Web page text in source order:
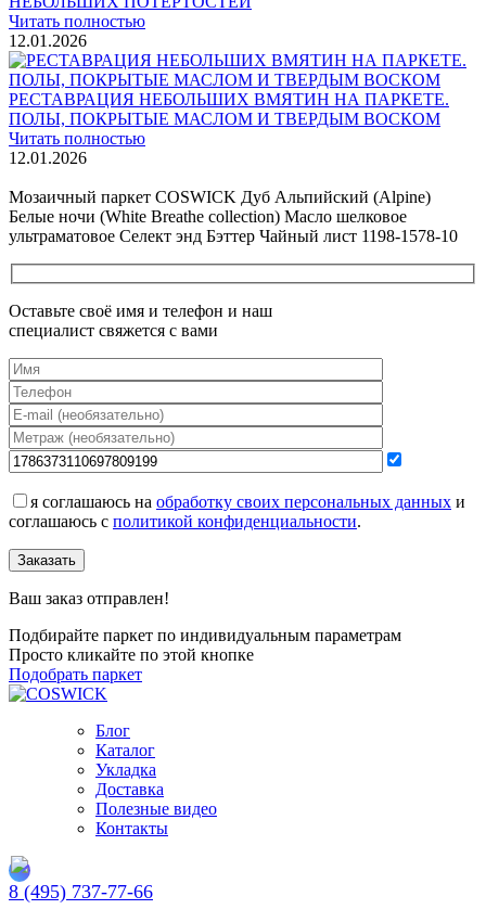
Читать полностью
12.01.2026
РЕСТАВРАЦИЯ НЕБОЛЬШИХ ВМЯТИН НА ПАРКЕТЕ.
ПОЛЫ, ПОКРЫТЫЕ МАСЛОМ И ТВЕРДЫМ ВОСКОМ
Читать полностью
12.01.2026
Мозаичный паркет COSWICK Дуб Альпийский (Alpine)
Белые ночи (White Breathe collection) Масло шелковое
ультраматовое Селект энд Бэттер Чайный лист 1198-1578-10
Оставьте своё имя и телефон и наш
специалист свяжется с вами
я соглашаюсь на обработку своих персональных данных и
соглашаюсь с политикой конфиденциальности.
Заказать
Ваш заказ отправлен!
Подбирайте паркет по индивидуальным параметрам
Просто кликайте по этой кнопке
Подобрать паркет
Блог
Каталог
Укладка
Доставка
Полезные видео
Контакты
8 (495) 737-77-66